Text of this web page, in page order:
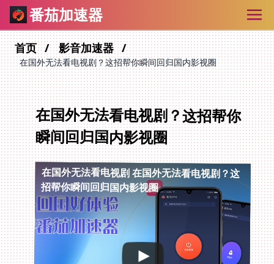
番茄加速器
首页 影音加速器
在国外无法看电视剧？这招帮你瞬间回归国内影视圈
在国外无法看电视剧？这招帮你
瞬间回归国内影视圈
在国外无法看电视剧 在国外无法看电视剧？这
招帮你瞬间回归国内影视圈